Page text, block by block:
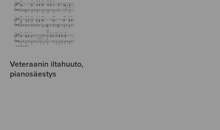
Veteraanin iltahuuto,
pianosäestys